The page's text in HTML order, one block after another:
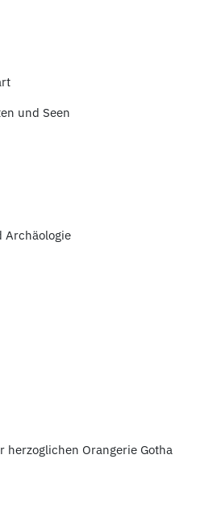
und Seen
Archäologie
herzoglichen Orangerie Gotha